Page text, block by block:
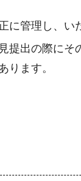
に管理し、
提出の際にそ
ります。